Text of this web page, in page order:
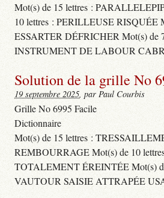
Mot(s) de 15 lettres :
10 lettres : PERILLEUSE
ESSARTER DÉFRICHER Mot(s)
INSTRUMENT DE LABOUR
Solution de la grille No
19 septembre 2025, par Paul Courbis
Grille No 6995 Facile
Dictionnaire
Mot(s) de 15 lettres :
REMBOURRAGE Mot(s) de 10
TOTALEMENT ÉREINTÉE Mot(s)
VAUTOUR SAISIE ATTRAPÉE